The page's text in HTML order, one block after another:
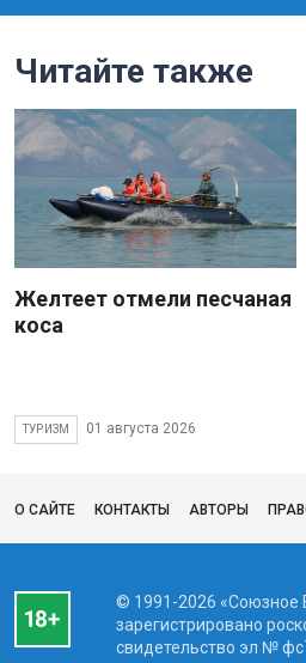
Читайте также
Желтеет отмели песчаная
коса
ТУРИЗМ 01 августа 2026
О САЙТЕ КОНТАКТЫ АВТОРЫ
© 1991-2026 «Союзное
зарегистрировано
свидетельство эл №